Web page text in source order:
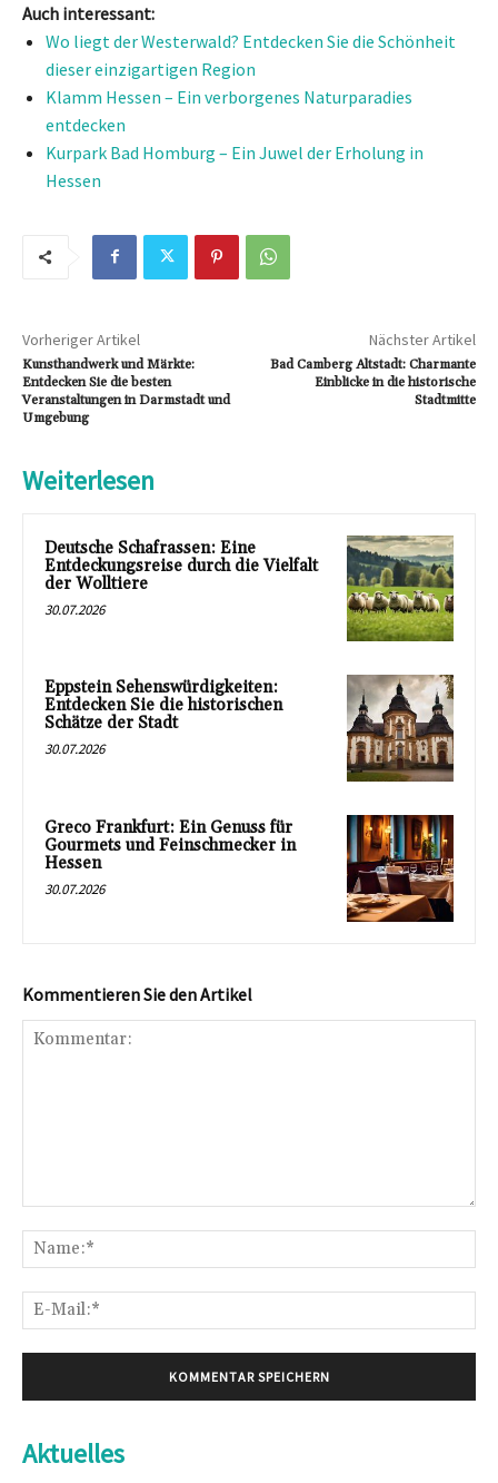
Auch interessant:
Wo liegt der Westerwald? Entdecken Sie die Schönheit
dieser einzigartigen Region
Klamm Hessen – Ein verborgenes Naturparadies
entdecken
Kurpark Bad Homburg – Ein Juwel der Erholung in
Hessen
Vorheriger Artikel
Kunsthandwerk und Märkte:
Entdecken Sie die besten
Veranstaltungen in Darmstadt und
Umgebung
Nächster Artikel
Bad Camberg Altstadt: Charmante
Einblicke in die historische
Stadtmitte
Weiterlesen
Deutsche Schafrassen: Eine
Entdeckungsreise durch die Vielfalt
der Wolltiere
30.07.2026
Eppstein Sehenswürdigkeiten:
Entdecken Sie die historischen
Schätze der Stadt
30.07.2026
Greco Frankfurt: Ein Genuss für
Gourmets und Feinschmecker in
Hessen
30.07.2026
Kommentieren Sie den Artikel
Aktuelles